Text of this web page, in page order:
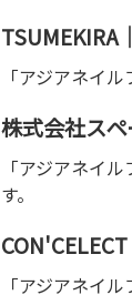
TSUMEKIRA
「アジアネイ
株式会社ス
「アジアネイ
す。
「アジアネイ